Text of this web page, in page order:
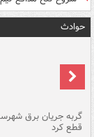
حوادث
گربه جریان برق
قطع کرد